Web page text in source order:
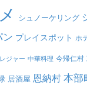
シュノーケリング
ン プレイスポット ホ
レジャー 中華料理 今帰仁村
居酒屋 恩納村本部